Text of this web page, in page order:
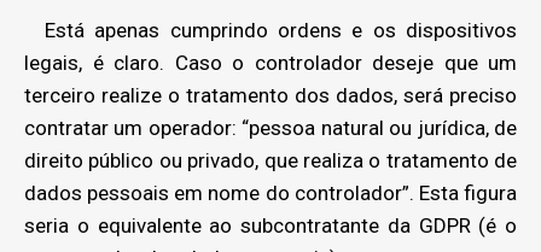
Está apenas cumprindo ordens e os dispositivos
legais, é claro. Caso o controlador deseje que um
terceiro realize o tratamento dos dados, será preciso
contratar um operador: “pessoa natural ou jurídica, de
direito público ou privado, que realiza o tratamento de
dados pessoais em nome do controlador”. Esta figura
seria o equivalente ao subcontratante da GDPR (é o